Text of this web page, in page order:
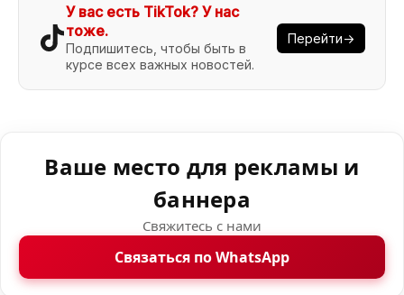
У вас есть TikTok? У нас
тоже.
Подпишитесь, чтобы быть в
курсе всех важных новостей.
Перейти→
Ваше место для рекламы и
баннера
Свяжитесь с нами
Связаться по WhatsApp